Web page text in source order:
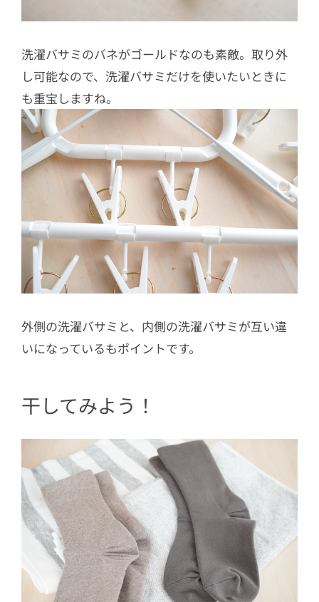
洗濯バサミのバネがゴールドなのも素敵。取り外
し可能なので、洗濯バサミだけを使いたいときに
も重宝しますね。
外側の洗濯バサミと、内側の洗濯バサミが互い違
いになっているもポイントです。
干してみよう！